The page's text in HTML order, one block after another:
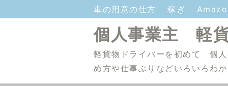
車の用意の仕方 稼ぎ
個人事業主 軽
軽貨物ドライバーを初めて 個人
め方や仕事ぶりなどいろいろわ